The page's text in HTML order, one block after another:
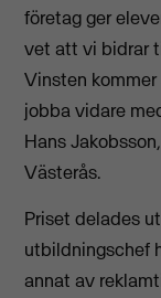
företag ger
vet att vi bidrar
Vinsten
jobba vidare
Hans
Västerås.
Priset delades
utbildningschef
annat av